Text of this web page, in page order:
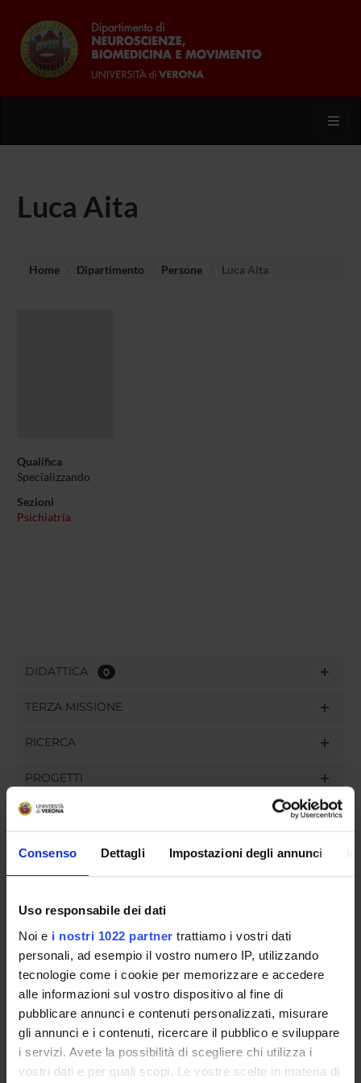
Consenso Dettagli Impostazioni degli annunci
Uso responsabile dei dati
Noi e i nostri 1022 partner trattiamo i vostri dati
personali, ad esempio il vostro numero IP, utilizzando
tecnologie come i cookie per memorizzare e accedere
alle informazioni sul vostro dispositivo al fine di
pubblicare annunci e contenuti personalizzati, misurare
gli annunci e i contenuti, ricercare il pubblico e sviluppare
i servizi. Avete la possibilità di scegliere chi utilizza i
vostri dati e per quali scopi. Le vostre scelte in materia di
Luca Aita
Home Dipartimento Persone Luca Aita
Qualifica
Specializzando
Sezioni
Psichiatria
DIDATTICA 0
TERZA MISSIONE
RICERCA
PROGETTI
INCARICHI
GOVERNANCE
COMMISSIONI
UFFICI E STRUTTURE DI SERVIZIO
SERVIZI DI SEGRETERIA STUDENTI